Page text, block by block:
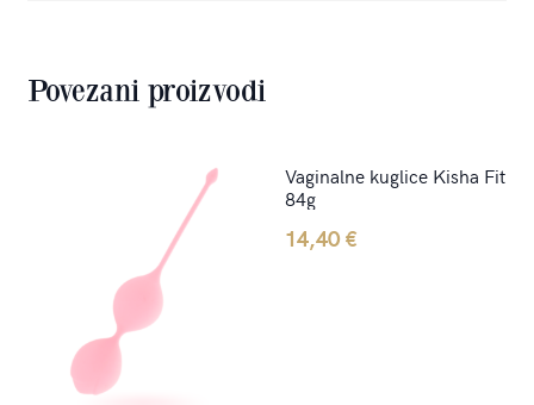
Povezani proizvodi
Vaginalne kuglice Kisha Fit
84g
14,40€